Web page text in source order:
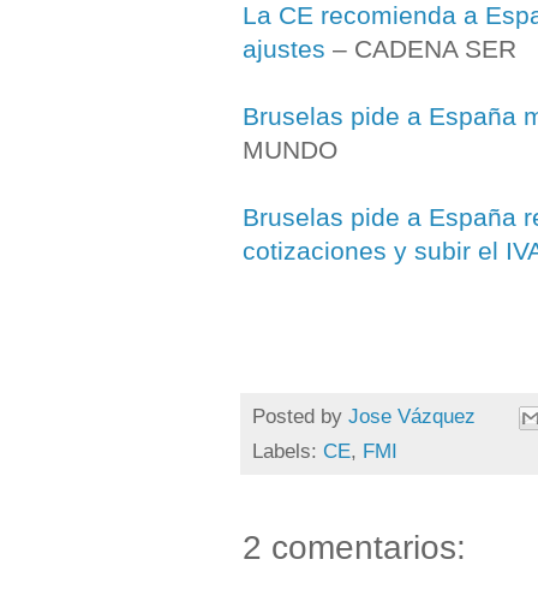
La CE recomienda a
ajustes – CADENA SER
Bruselas pide a España
MUNDO
Bruselas pide a España
cotizaciones y subir el
Posted by Jose Vázquez
Labels: CE, FMI
2 comentarios: